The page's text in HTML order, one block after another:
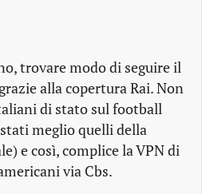
trovare modo di seguire il
alla copertura Rai. Non
di stato sul football
meglio quelli della
e così, complice la VPN di
via Cbs.